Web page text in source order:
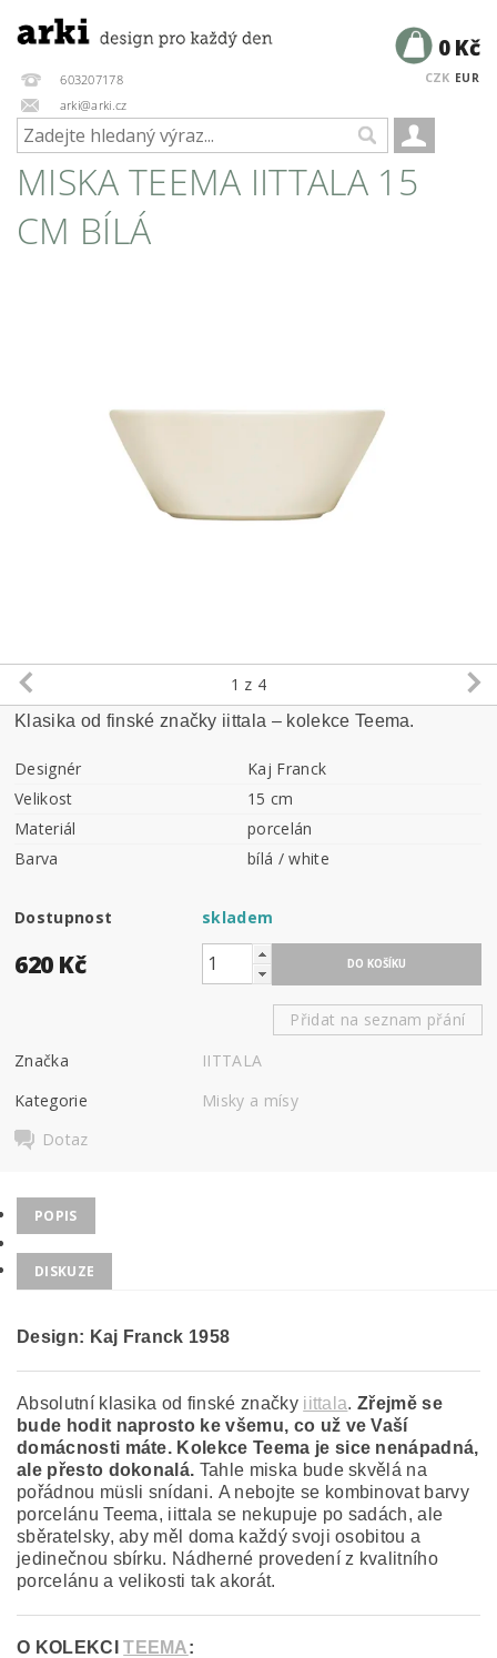
603207178
arki@arki.cz
CZK EUR
0 Kč
MISKA TEEMA IITTALA 15
CM BÍLÁ
1 z 4
Klasika od finské značky iittala – kolekce Teema.
Designér
Kaj Franck
Velikost
15 cm
Materiál
porcelán
Barva
bílá / white
Dostupnost skladem
620 Kč
Přidat na seznam přání
Značka
IITTALA
Kategorie
Misky a mísy
Dotaz
POPIS
DISKUZE
Design: Kaj Franck 1958
Absolutní klasika od finské značky iittala.Zřejmě se
bude hodit naprosto ke všemu, co už ve Vaší
domácnosti máte. Kolekce Teema je sice nenápadná,
ale přesto dokonalá. Tahle miska bude skvělá na
pořádnou müsli snídani. A nebojte se kombinovat barvy
porcelánu Teema, iittala se nekupuje po sadách, ale
sběratelsky, aby měl doma každý svoji osobitou a
jedinečnou sbírku. Nádherné provedení z kvalitního
porcelánu a velikosti tak akorát.
O KOLEKCITEEMA: